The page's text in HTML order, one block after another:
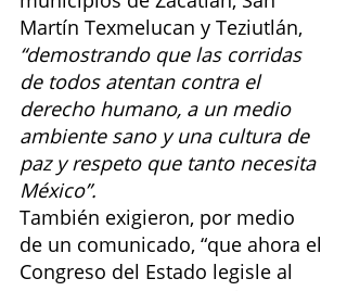
Martín Texmelucan y Teziutlán,
“demostrando que las corridas
de todos atentan contra el
derecho humano, a un medio
ambiente sano y una cultura de
paz y respeto que tanto necesita
México”.
También exigieron, por medio
de un comunicado, “que ahora el
Congreso del Estado legisle al